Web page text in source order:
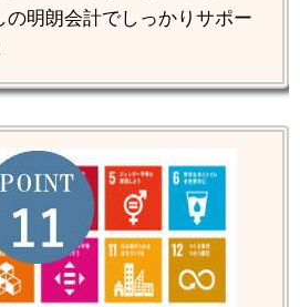
の明朗会計でしっかりサポー